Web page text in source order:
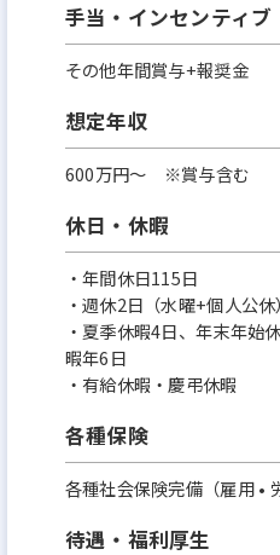
手当・インセンティブ
その他年間賞与+報奨金
想定年収
600万円〜 ※賞与含む
休日・休暇
・年間休日115日
・週休2日（水曜+個人公休）
・夏季休暇4日、年末年始
暇年6日
・有給休暇・慶弔休暇
各種保険
各種社会保険完備（雇用 •
待遇・福利厚生